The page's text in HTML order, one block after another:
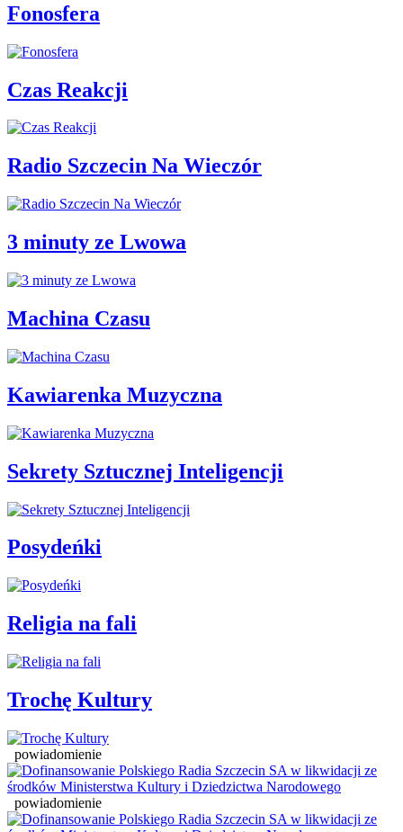
Fonosfera
Czas Reakcji
Radio Szczecin Na Wieczór
3 minuty ze Lwowa
Machina Czasu
Kawiarenka Muzyczna
Sekrety Sztucznej Inteligencji
Posydeńki
Religia na fali
Trochę Kultury
powiadomienie
powiadomienie